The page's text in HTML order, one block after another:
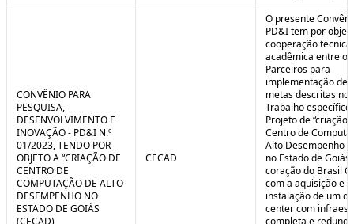
CONVÊNIO PARA
PESQUISA,
DESENVOLVIMENTO E
INOVAÇÃO - PD&I N.º
01/2023, TENDO POR
OBJETO A “CRIAÇÃO DE
CENTRO DE
COMPUTAÇÃO DE ALTO
DESEMPENHO NO
ESTADO DE GOIÁS
(CECAD)
CECAD
O presente
PD&I tem por
cooperação técnica
acadêmica entre os
Parceiros para
implementação de
metas descritas no
Trabalho específico
Projeto de “criação
Centro de
Alto Desempenho
no Estado de
coração do Brasil
com a aquisição e
instalação de um
center com
completa e